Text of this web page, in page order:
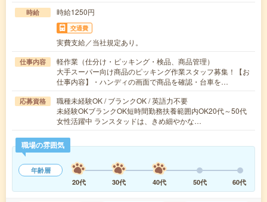
時給 時給1250円
交通費
実費支給／当社規定あり。
仕事内容
軽作業（仕分け・ピッキング・検品、商品管理）
大手スーパー向け商品のピッキング作業スタッフ募集！【お
仕事内容】・ハンディの画面で商品を確認・台車を…
応募資格
職種未経験OK / ブランクOK / 英語力不要
未経験OKブランクOK短時間勤務扶養範囲内OK20代～50代
女性活躍中 ランスタッドは、きめ細やかな…
職場の雰囲気
年齢層
20代
30代 40代 50代 60代